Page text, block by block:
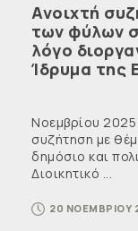
Ανοιχτή
των φύλων
λόγο
Ίδρυμα της
Νοεμβρίου
συζήτηση με
δημόσιο και
Διοικητικό ...
20 ΝΟΕΜΒΡΙΟΥ